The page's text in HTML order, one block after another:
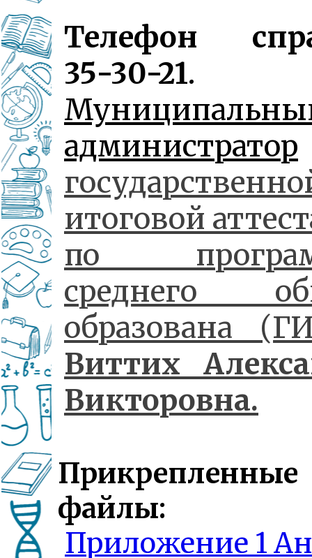
Телефон
35-30-21.
администратор
итоговой
по
среднего
образована
Виттих
Викторовна.
Прикрепленные
файлы:
Приложение 1